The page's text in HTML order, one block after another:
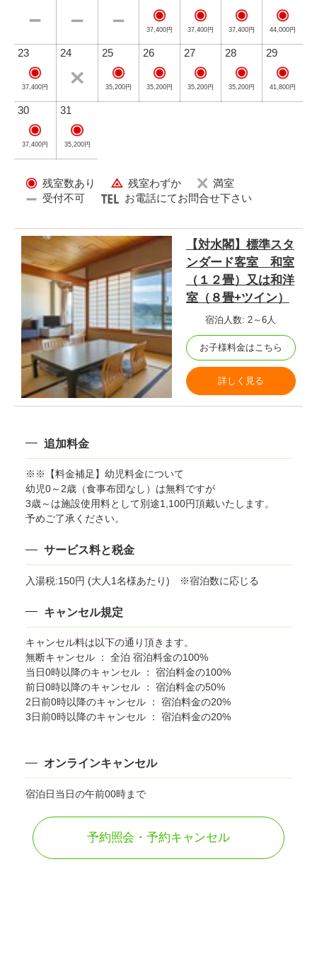
朝食バイキング 実演調理
温泉たまご作り体験 おひとり様１個！無料でお作りいた
だけます！
ゆるキャラ たまムーちゃん
37,400円 37,400円 37,400円 44,000円
23
37,400円
24 25
35,200円
26
35,200円
27
35,200円
28
35,200円
29
41,800円
30
37,400円
31
35,200円
残室数あり 残室わずか
満室
受付不可
お電話にてお問合せ下さい
【対水閣】標準スタ
ンダード客室 和室
（１２畳）又は和洋
室（８畳+ツイン）
宿泊人数: 2～6人
お子様料金はこちら
詳しく見る
追加料金
※※【料金補足】幼児料金について
幼児0～2歳（食事布団なし）は無料ですが
3歳～は施設使用料として別途1,100円頂戴いたします。
予めご了承ください。
サービス料と税金
入湯税:150円 (大人1名様あたり) ※宿泊数に応じる
キャンセル規定
キャンセル料は以下の通り頂きます。
無断キャンセル ： 全泊 宿泊料金の100%
当日0時以降のキャンセル ： 宿泊料金の100%
前日0時以降のキャンセル ： 宿泊料金の50%
2日前0時以降のキャンセル ： 宿泊料金の20%
3日前0時以降のキャンセル ： 宿泊料金の20%
オンラインキャンセル
宿泊日当日の午前00時まで
予約照会・予約キャンセル